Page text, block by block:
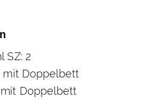
SZ: 2
mit Doppelbett
mit Doppelbett